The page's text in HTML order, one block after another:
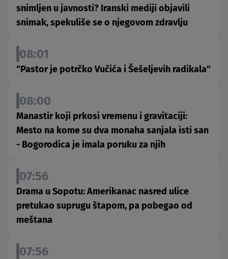
snimljen u javnosti? Iranski mediji objavili
snimak, spekuliše se o njegovom zdravlju
08:01
"Pastor je potrčko Vučića i Šešeljevih radikala"
08:00
Manastir koji prkosi vremenu i gravitaciji:
Mesto na kome su dva monaha sanjala isti san
- Bogorodica je imala poruku za njih
07:56
Drama u Sopotu: Amerikanac nasred ulice
pretukao suprugu štapom, pa pobegao od
meštana
07:56